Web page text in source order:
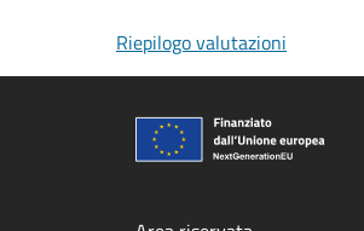
Riepilogo valutazioni